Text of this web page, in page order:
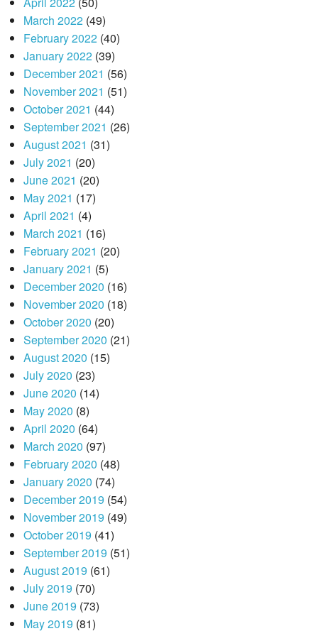
March 2022(49)
February 2022(40)
January 2022(39)
December 2021 (56)
November 2021 (51)
October 2021 (44)
September 2021 (26)
August 2021 (31)
July 2021 (20)
June 2021 (20)
May 2021 (17)
April 2021 (4)
March 2021 (16)
February 2021 (20)
January 2021 (5)
December 2020 (16)
November 2020 (18)
October 2020 (20)
September 2020 (21)
August 2020 (15)
July 2020 (23)
June 2020 (14)
May 2020 (8)
April 2020 (64)
March 2020 (97)
February 2020 (48)
January 2020 (74)
December 2019 (54)
November 2019 (49)
October 2019 (41)
September 2019 (51)
August 2019 (61)
July 2019 (70)
June 2019 (73)
May 2019 (81)